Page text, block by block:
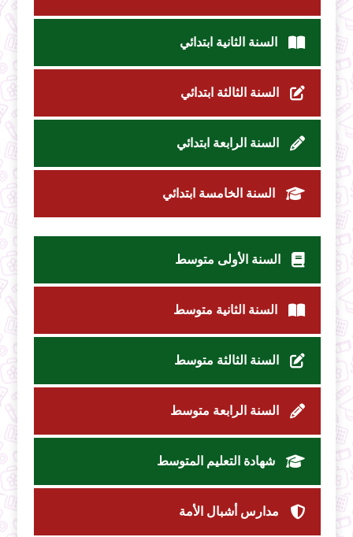
السنة الثانية ابتدائي
السنة الثالثة ابتدائي
السنة الرابعة ابتدائي
السنة الخامسة ابتدائي
السنة الأولى متوسط
السنة الثانية متوسط
السنة الثالثة متوسط
السنة الرابعة متوسط
شهادة التعليم المتوسط
مدارس أشبال الأمة